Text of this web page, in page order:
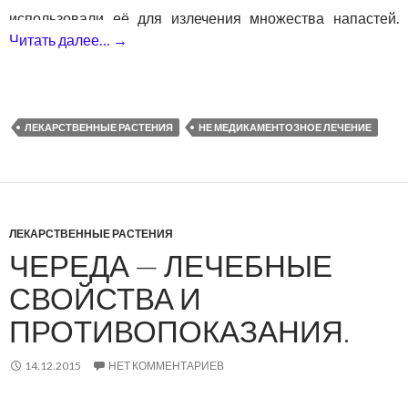
использовали её для излечения множества напастей.
Читать далее… →
ЛЕКАРСТВЕННЫЕ РАСТЕНИЯ НЕ МЕДИКАМЕНТОЗНОЕ ЛЕЧЕНИЕ
ЛЕКАРСТВЕННЫЕ РАСТЕНИЯ
ЧЕРЕДА — ЛЕЧЕБНЫЕ
СВОЙСТВА И
ПРОТИВОПОКАЗАНИЯ.
14.12.2015 НЕТ КОММЕНТАРИЕВ